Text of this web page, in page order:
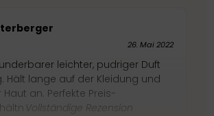
26. Mai 2022
leichter, pudriger Duft
Hält lange auf der Kleidung und
an. Perfekte Preis-
Vollständige Rezension